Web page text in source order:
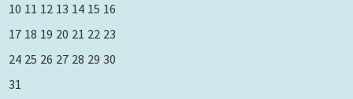
10 11 12 13 14 15 16
17 18 19 20 21 22 23
24 25 26 27 28 29 30
31